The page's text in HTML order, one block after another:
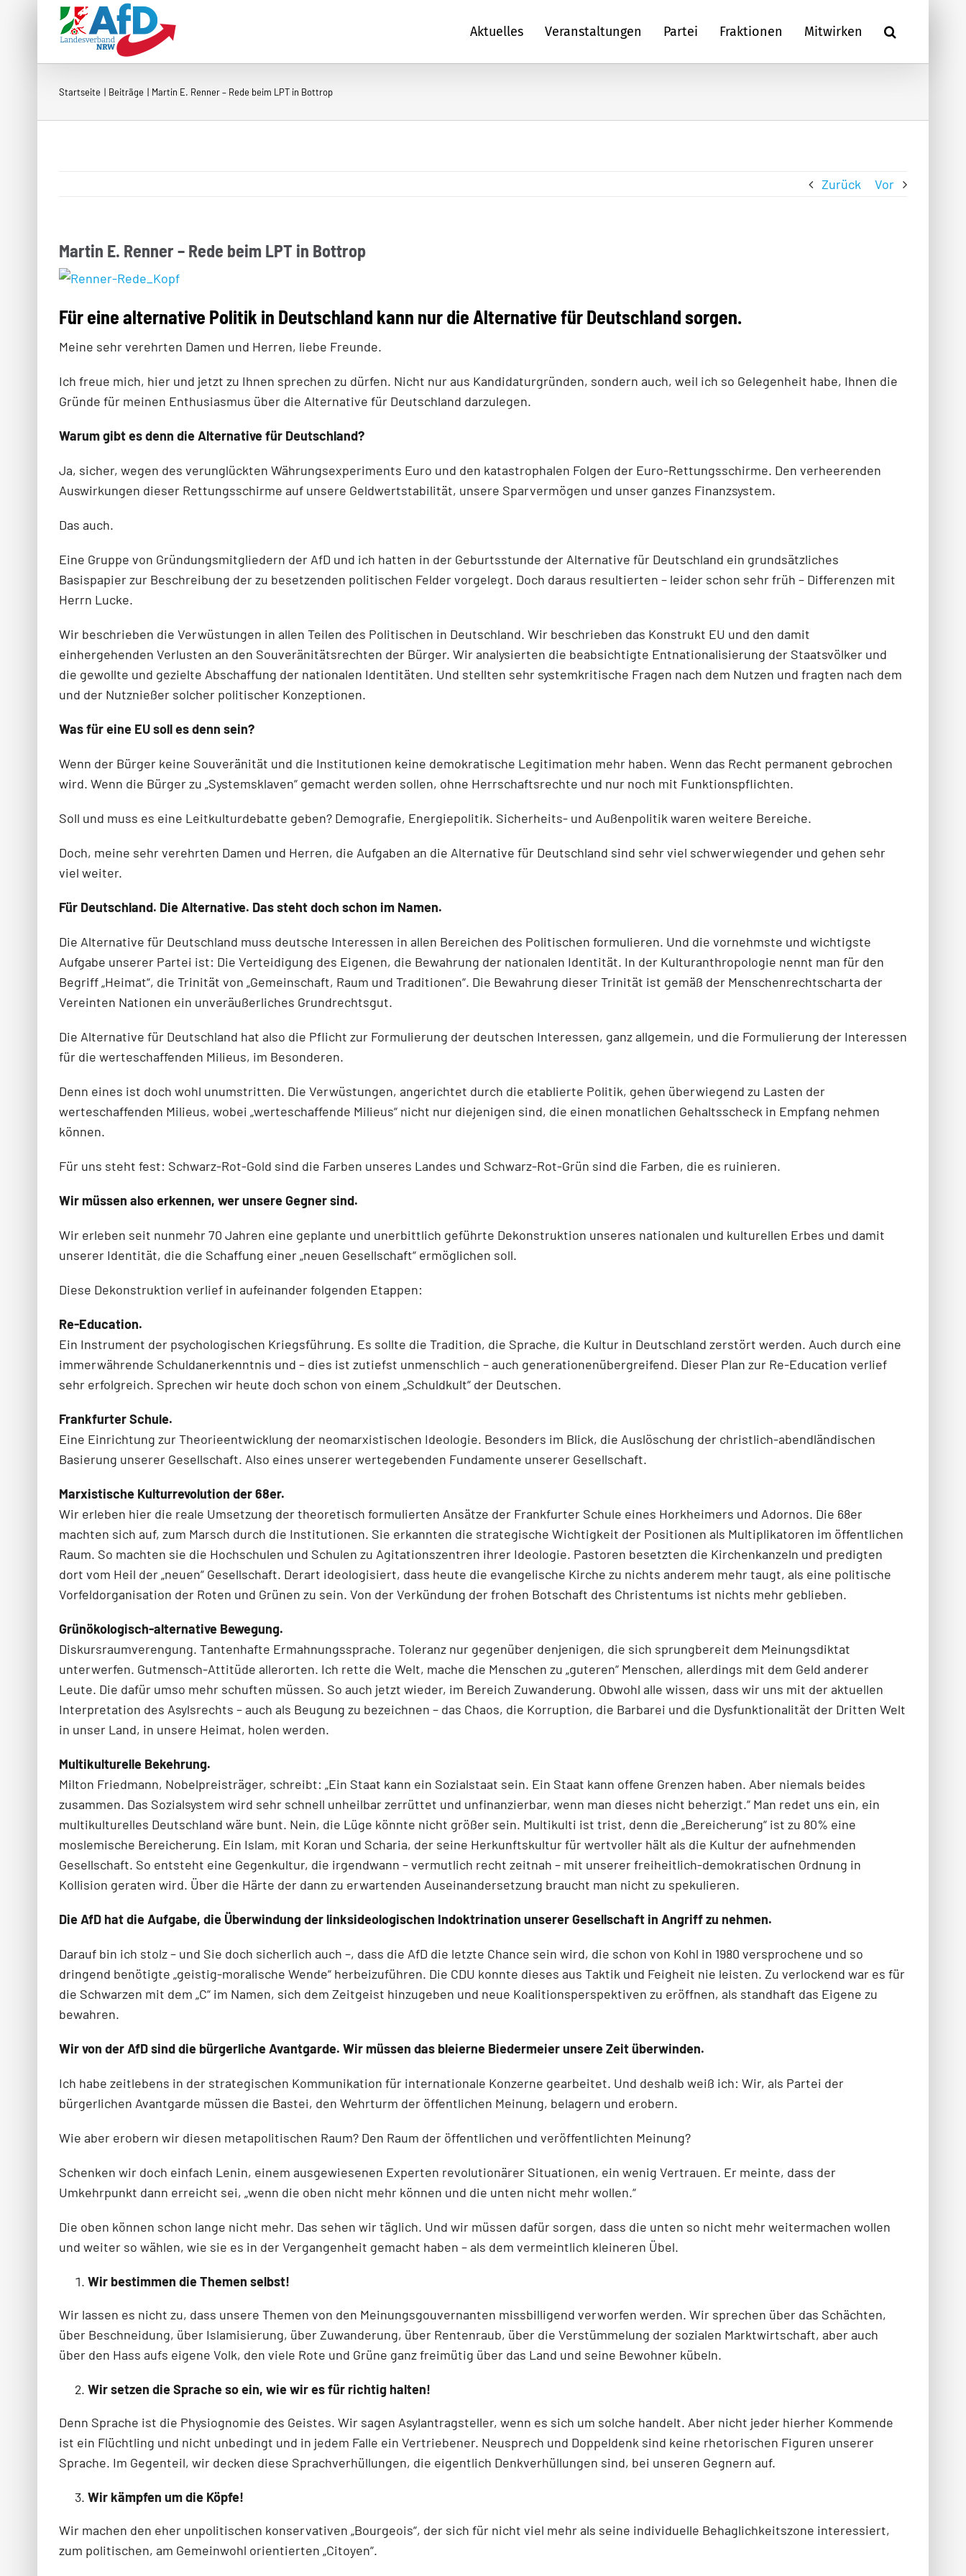
Aktuelles Veranstaltungen Partei Fraktionen Mitwirken
Startseite Beiträge Martin E. Renner – Rede beim LPT in Bottrop
Zurück Vor
Martin E. Renner – Rede beim LPT in Bottrop
Für eine alternative Politik in Deutschland kann nur die Alternative für Deutschland sorgen.
Meine sehr verehrten Damen und Herren, liebe Freunde.
Ich freue mich, hier und jetzt zu Ihnen sprechen zu dürfen. Nicht nur aus Kandidaturgründen, sondern auch, weil ich so Gelegenheit habe, Ihnen die
Gründe für meinen Enthusiasmus über die Alternative für Deutschland darzulegen.
Warum gibt es denn die Alternative für Deutschland?
Ja, sicher, wegen des verunglückten Währungsexperiments Euro und den katastrophalen Folgen der Euro-Rettungsschirme. Den verheerenden
Auswirkungen dieser Rettungsschirme auf unsere Geldwertstabilität, unsere Sparvermögen und unser ganzes Finanzsystem.
Das auch.
Eine Gruppe von Gründungsmitgliedern der AfD und ich hatten in der Geburtsstunde der Alternative für Deutschland ein grundsätzliches
Basispapier zur Beschreibung der zu besetzenden politischen Felder vorgelegt. Doch daraus resultierten – leider schon sehr früh – Differenzen mit
Herrn Lucke.
Wir beschrieben die Verwüstungen in allen Teilen des Politischen in Deutschland. Wir beschrieben das Konstrukt EU und den damit
einhergehenden Verlusten an den Souveränitätsrechten der Bürger. Wir analysierten die beabsichtigte Entnationalisierung der Staatsvölker und
die gewollte und gezielte Abschaffung der nationalen Identitäten. Und stellten sehr systemkritische Fragen nach dem Nutzen und fragten nach dem
und der Nutznießer solcher politischer Konzeptionen.
Was für eine EU soll es denn sein?
Wenn der Bürger keine Souveränität und die Institutionen keine demokratische Legitimation mehr haben. Wenn das Recht permanent gebrochen
wird. Wenn die Bürger zu „Systemsklaven“ gemacht werden sollen, ohne Herrschaftsrechte und nur noch mit Funktionspflichten.
Soll und muss es eine Leitkulturdebatte geben? Demografie, Energiepolitik. Sicherheits- und Außenpolitik waren weitere Bereiche.
Doch, meine sehr verehrten Damen und Herren, die Aufgaben an die Alternative für Deutschland sind sehr viel schwerwiegender und gehen sehr
viel weiter.
Für Deutschland. Die Alternative. Das steht doch schon im Namen.
Die Alternative für Deutschland muss deutsche Interessen in allen Bereichen des Politischen formulieren. Und die vornehmste und wichtigste
Aufgabe unserer Partei ist: Die Verteidigung des Eigenen, die Bewahrung der nationalen Identität. In der Kulturanthropologie nennt man für den
Begriff „Heimat“, die Trinität von „Gemeinschaft, Raum und Traditionen“. Die Bewahrung dieser Trinität ist gemäß der Menschenrechtscharta der
Vereinten Nationen ein unveräußerliches Grundrechtsgut.
Die Alternative für Deutschland hat also die Pflicht zur Formulierung der deutschen Interessen, ganz allgemein, und die Formulierung der Interessen
für die werteschaffenden Milieus, im Besonderen.
Denn eines ist doch wohl unumstritten. Die Verwüstungen, angerichtet durch die etablierte Politik, gehen überwiegend zu Lasten der
werteschaffenden Milieus, wobei „werteschaffende Milieus“ nicht nur diejenigen sind, die einen monatlichen Gehaltsscheck in Empfang nehmen
können.
Für uns steht fest: Schwarz-Rot-Gold sind die Farben unseres Landes und Schwarz-Rot-Grün sind die Farben, die es ruinieren.
Wir müssen also erkennen, wer unsere Gegner sind.
Wir erleben seit nunmehr 70 Jahren eine geplante und unerbittlich geführte Dekonstruktion unseres nationalen und kulturellen Erbes und damit
unserer Identität, die die Schaffung einer „neuen Gesellschaft“ ermöglichen soll.
Diese Dekonstruktion verlief in aufeinander folgenden Etappen:
Re-Education.
Ein Instrument der psychologischen Kriegsführung. Es sollte die Tradition, die Sprache, die Kultur in Deutschland zerstört werden. Auch durch eine
immerwährende Schuldanerkenntnis und – dies ist zutiefst unmenschlich – auch generationenübergreifend. Dieser Plan zur Re-Education verlief
sehr erfolgreich. Sprechen wir heute doch schon von einem „Schuldkult“ der Deutschen.
Frankfurter Schule.
Eine Einrichtung zur Theorieentwicklung der neomarxistischen Ideologie. Besonders im Blick, die Auslöschung der christlich-abendländischen
Basierung unserer Gesellschaft. Also eines unserer wertegebenden Fundamente unserer Gesellschaft.
Marxistische Kulturrevolution der 68er.
Wir erleben hier die reale Umsetzung der theoretisch formulierten Ansätze der Frankfurter Schule eines Horkheimers und Adornos. Die 68er
machten sich auf, zum Marsch durch die Institutionen. Sie erkannten die strategische Wichtigkeit der Positionen als Multiplikatoren im öffentlichen
Raum. So machten sie die Hochschulen und Schulen zu Agitationszentren ihrer Ideologie. Pastoren besetzten die Kirchenkanzeln und predigten
dort vom Heil der „neuen“ Gesellschaft. Derart ideologisiert, dass heute die evangelische Kirche zu nichts anderem mehr taugt, als eine politische
Vorfeldorganisation der Roten und Grünen zu sein. Von der Verkündung der frohen Botschaft des Christentums ist nichts mehr geblieben.
Grünökologisch-alternative Bewegung.
Diskursraumverengung. Tantenhafte Ermahnungssprache. Toleranz nur gegenüber denjenigen, die sich sprungbereit dem Meinungsdiktat
unterwerfen. Gutmensch-Attitüde allerorten. Ich rette die Welt, mache die Menschen zu „guteren“ Menschen, allerdings mit dem Geld anderer
Leute. Die dafür umso mehr schuften müssen. So auch jetzt wieder, im Bereich Zuwanderung. Obwohl alle wissen, dass wir uns mit der aktuellen
Interpretation des Asylsrechts – auch als Beugung zu bezeichnen – das Chaos, die Korruption, die Barbarei und die Dysfunktionalität der Dritten Welt
in unser Land, in unsere Heimat, holen werden.
Multikulturelle Bekehrung.
Milton Friedmann, Nobelpreisträger, schreibt: „Ein Staat kann ein Sozialstaat sein. Ein Staat kann offene Grenzen haben. Aber niemals beides
zusammen. Das Sozialsystem wird sehr schnell unheilbar zerrüttet und unfinanzierbar, wenn man dieses nicht beherzigt.“ Man redet uns ein, ein
multikulturelles Deutschland wäre bunt. Nein, die Lüge könnte nicht größer sein. Multikulti ist trist, denn die „Bereicherung“ ist zu 80% eine
moslemische Bereicherung. Ein Islam, mit Koran und Scharia, der seine Herkunftskultur für wertvoller hält als die Kultur der aufnehmenden
Gesellschaft. So entsteht eine Gegenkultur, die irgendwann – vermutlich recht zeitnah – mit unserer freiheitlich-demokratischen Ordnung in
Kollision geraten wird. Über die Härte der dann zu erwartenden Auseinandersetzung braucht man nicht zu spekulieren.
Die AfD hat die Aufgabe, die Überwindung der linksideologischen Indoktrination unserer Gesellschaft in Angriff zu nehmen.
Darauf bin ich stolz – und Sie doch sicherlich auch –, dass die AfD die letzte Chance sein wird, die schon von Kohl in 1980 versprochene und so
dringend benötigte „geistig-moralische Wende“ herbeizuführen. Die CDU konnte dieses aus Taktik und Feigheit nie leisten. Zu verlockend war es für
die Schwarzen mit dem „C“ im Namen, sich dem Zeitgeist hinzugeben und neue Koalitionsperspektiven zu eröffnen, als standhaft das Eigene zu
bewahren.
Wir von der AfD sind die bürgerliche Avantgarde. Wir müssen das bleierne Biedermeier unsere Zeit überwinden.
Ich habe zeitlebens in der strategischen Kommunikation für internationale Konzerne gearbeitet. Und deshalb weiß ich: Wir, als Partei der
bürgerlichen Avantgarde müssen die Bastei, den Wehrturm der öffentlichen Meinung, belagern und erobern.
Wie aber erobern wir diesen metapolitischen Raum? Den Raum der öffentlichen und veröffentlichten Meinung?
Schenken wir doch einfach Lenin, einem ausgewiesenen Experten revolutionärer Situationen, ein wenig Vertrauen. Er meinte, dass der
Umkehrpunkt dann erreicht sei, „wenn die oben nicht mehr können und die unten nicht mehr wollen.“
Die oben können schon lange nicht mehr. Das sehen wir täglich. Und wir müssen dafür sorgen, dass die unten so nicht mehr weitermachen wollen
und weiter so wählen, wie sie es in der Vergangenheit gemacht haben – als dem vermeintlich kleineren Übel.
Wir bestimmen die Themen selbst!
Wir lassen es nicht zu, dass unsere Themen von den Meinungsgouvernanten missbilligend verworfen werden. Wir sprechen über das Schächten,
über Beschneidung, über Islamisierung, über Zuwanderung, über Rentenraub, über die Verstümmelung der sozialen Marktwirtschaft, aber auch
über den Hass aufs eigene Volk, den viele Rote und Grüne ganz freimütig über das Land und seine Bewohner kübeln.
Wir setzen die Sprache so ein, wie wir es für richtig halten!
Denn Sprache ist die Physiognomie des Geistes. Wir sagen Asylantragsteller, wenn es sich um solche handelt. Aber nicht jeder hierher Kommende
ist ein Flüchtling und nicht unbedingt und in jedem Falle ein Vertriebener. Neusprech und Doppeldenk sind keine rhetorischen Figuren unserer
Sprache. Im Gegenteil, wir decken diese Sprachverhüllungen, die eigentlich Denkverhüllungen sind, bei unseren Gegnern auf.
Wir kämpfen um die Köpfe!
Wir machen den eher unpolitischen konservativen „Bourgeois“, der sich für nicht viel mehr als seine individuelle Behaglichkeitszone interessiert,
zum politischen, am Gemeinwohl orientierten „Citoyen“.